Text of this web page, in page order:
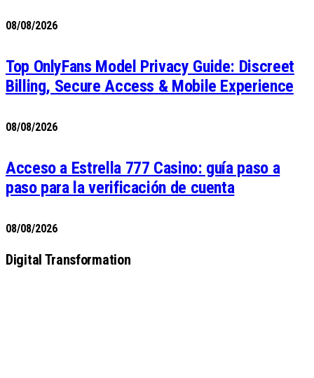
08/08/2026
Top OnlyFans Model Privacy Guide: Discreet
Billing, Secure Access & Mobile Experience
08/08/2026
Acceso a Estrella 777 Casino: guía paso a
paso para la verificación de cuenta
08/08/2026
Digital Transformation